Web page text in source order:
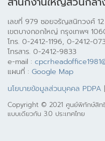
เลขที่ 979 ซอยจรัญสนิทวงศ์
เขตบางกอกใหญ่ กรุงเทพฯ
โทร. 0-2412-1196, 0-2412-
โทรสาร. 0-2412-9833
e-mail :
แผนที่ : Google Map
นโยบายข้อมูลส่วนบุคคล PDPA |
Copyright © 2021 ศูนย์พิทักษ์สิทธิ
แบบเดียวกัน 3.0 ประเทศไทย